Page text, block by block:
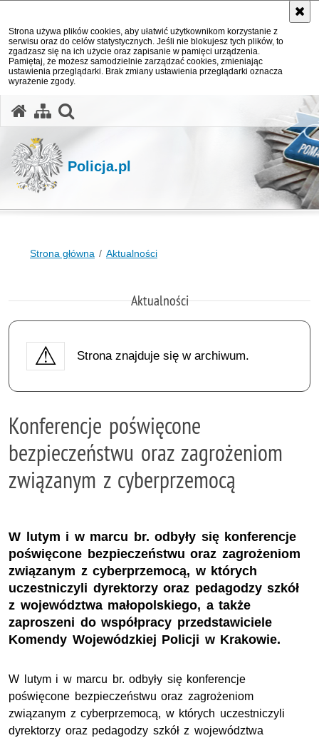
Strona używa plików cookies, aby ułatwić użytkownikom korzystanie z
serwisu oraz do celów statystycznych. Jeśli nie blokujesz tych plików, to
zgadzasz się na ich użycie oraz zapisanie w pamięci urządzenia.
Pamiętaj, że możesz samodzielnie zarządzać cookies, zmieniając
ustawienia przeglądarki. Brak zmiany ustawienia przeglądarki oznacza
wyrażenie zgody.
Policja.pl
Strona główna Aktualności
Aktualności
Strona znajduje się w archiwum.
Konferencje poświęcone
bezpieczeństwu oraz zagrożeniom
związanym z cyberprzemocą
W lutym i w marcu br. odbyły się konferencje
poświęcone bezpieczeństwu oraz zagrożeniom
związanym z cyberprzemocą, w których
uczestniczyli dyrektorzy oraz pedagodzy szkół
z województwa małopolskiego, a także
zaproszeni do współpracy przedstawiciele
Komendy Wojewódzkiej Policji w Krakowie.
W lutym i w marcu br. odbyły się konferencje
poświęcone bezpieczeństwu oraz zagrożeniom
związanym z cyberprzemocą, w których uczestniczyli
dyrektorzy oraz pedagodzy szkół z województwa